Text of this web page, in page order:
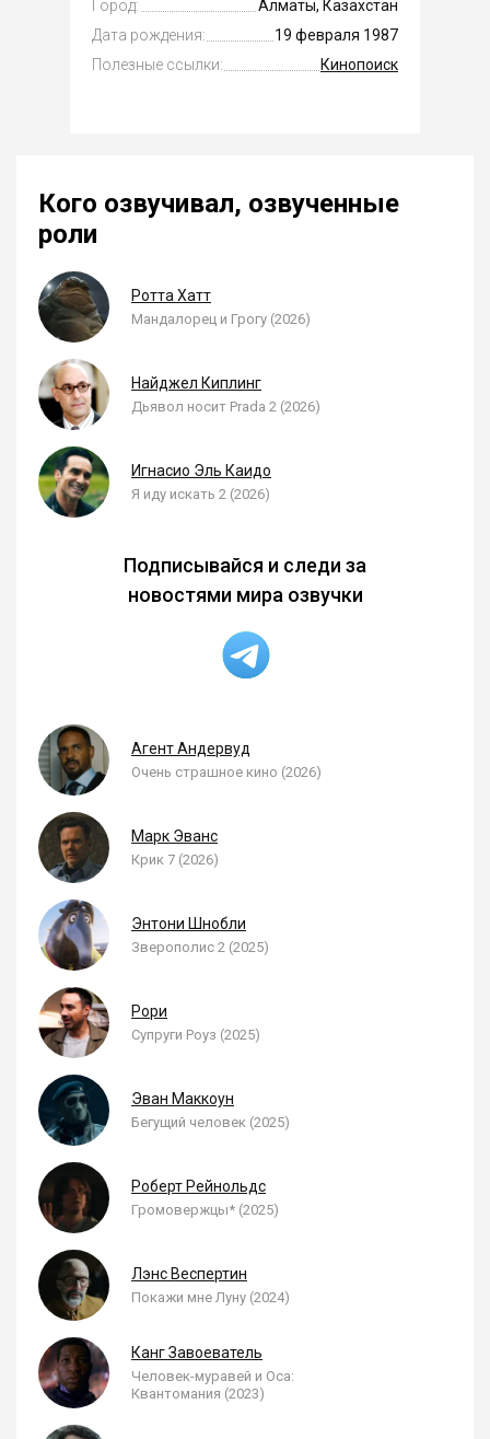
Город:
Алматы, Казахстан
Дата рождения:
19 февраля 1987
Полезные ссылки:
Кинопоиск
Кого озвучивал, озвученные
роли
Ротта Хатт
Мандалорец и Грогу (2026)
Найджел Киплинг
Дьявол носит Prada 2 (2026)
Игнасио Эль Каидо
Я иду искать 2 (2026)
Подписывайся и следи за
новостями мира озвучки
Агент Андервуд
Очень страшное кино (2026)
Марк Эванс
Крик 7 (2026)
Энтони Шнобли
Зверополис 2 (2025)
Рори
Супруги Роуз (2025)
Эван Маккоун
Бегущий человек (2025)
Роберт Рейнольдс
Громовержцы* (2025)
Лэнс Веспертин
Покажи мне Луну (2024)
Канг Завоеватель
Человек-муравей и Оса:
Квантомания (2023)